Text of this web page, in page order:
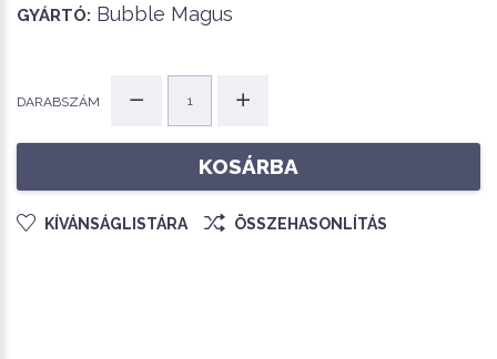
GYÁRTÓ: Bubble Magus
DARABSZÁM
KOSÁRBA
KÍVÁNSÁGLISTÁRA ÖSSZEHASONLÍTÁS